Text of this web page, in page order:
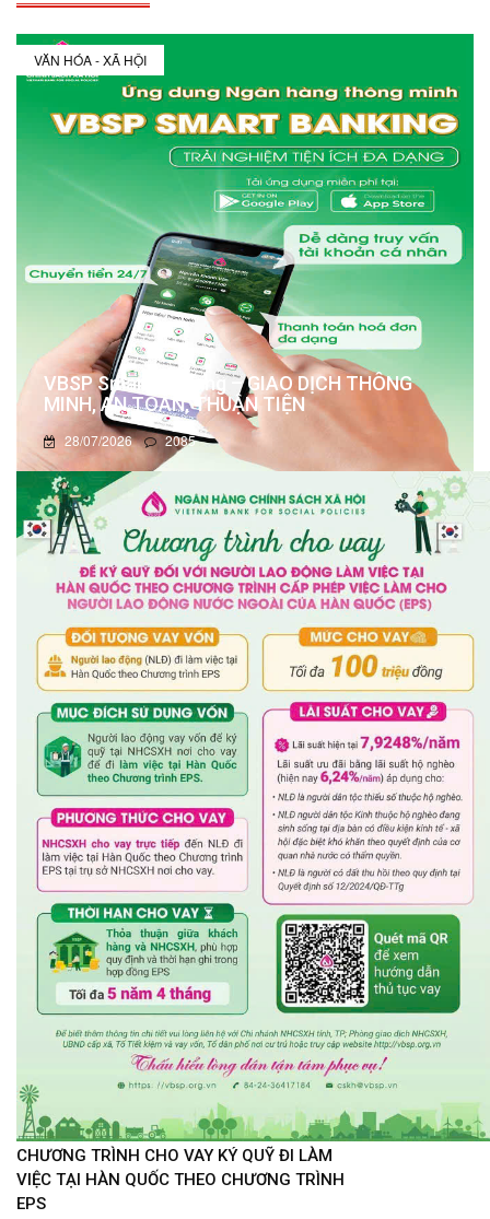
VĂN HÓA - XÃ HỘI
VBSP Smart Banking – GIAO DỊCH THÔNG
MINH, AN TOÀN, THUẬN TIỆN
28/07/2026 2085
CHƯƠNG TRÌNH CHO VAY KÝ QUỸ ĐI LÀM
VIỆC TẠI HÀN QUỐC THEO CHƯƠNG TRÌNH
EPS